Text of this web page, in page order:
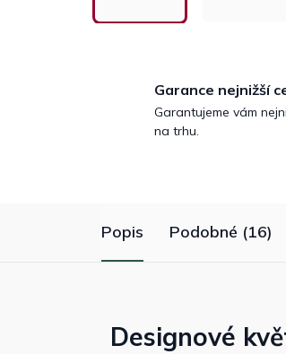
Garance nejnižší
Garantujeme vám
na trhu.
Popis Podobné (16)
Designové